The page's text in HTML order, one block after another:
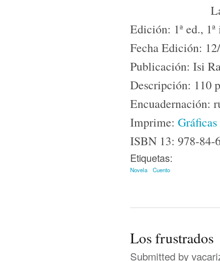
Edición: 1ª ed.,
Fecha Edición:
Publicación: Isi
Descripción: 110
Encuadernación:
Imprime:
ISBN 13: 978-84-
Etiquetas:
Novela Cuento
Los frustrados
Submitted by